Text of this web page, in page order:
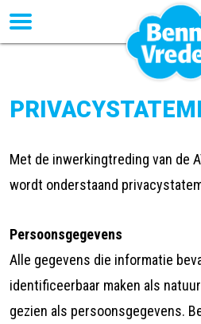
Met de inwerkingtreding van de
wordt onderstaand
Persoonsgegevens
Alle gegevens die informatie
identificeerbaar maken als
gezien als persoonsgegevens.